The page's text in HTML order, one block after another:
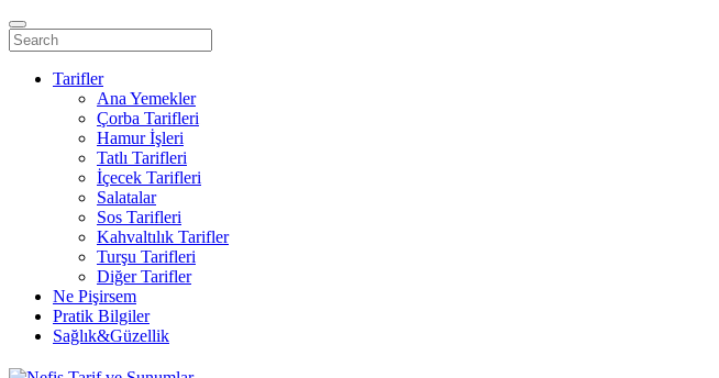
Tarifler
Ana Yemekler
Çorba Tarifleri
Hamur İşleri
Tatlı Tarifleri
İçecek Tarifleri
Salatalar
Sos Tarifleri
Kahvaltılık Tarifler
Turşu Tarifleri
Diğer Tarifler
Ne Pişirsem
Pratik Bilgiler
Sağlık&Güzellik